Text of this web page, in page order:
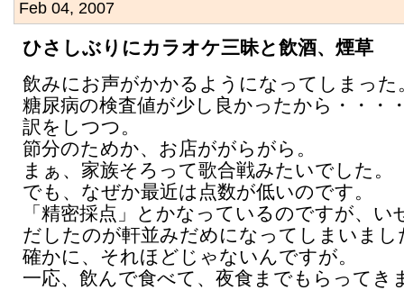
Feb 04, 2007
ひさしぶりにカラオケ三昧と飲酒、煙草
飲みにお声がかかるようになってしまった
糖尿病の検査値が少し良かったから・・・
訳をしつつ。
節分のためか、お店ががらがら。
まぁ、家族そろって歌合戦みたいでした。
でも、なぜか最近は点数が低いのです。
「精密採点」とかなっているのですが、い
だしたのが軒並みだめになってしまいまし
確かに、それほどじゃないんですが。
一応、飲んで食べて、夜食までもらってき